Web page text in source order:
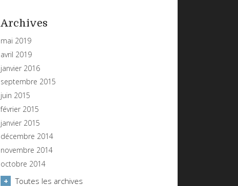
Archives
mai 2019
avril 2019
janvier 2016
septembre 2015
juin 2015
février 2015
janvier 2015
décembre 2014
novembre 2014
octobre 2014
Toutes les archives